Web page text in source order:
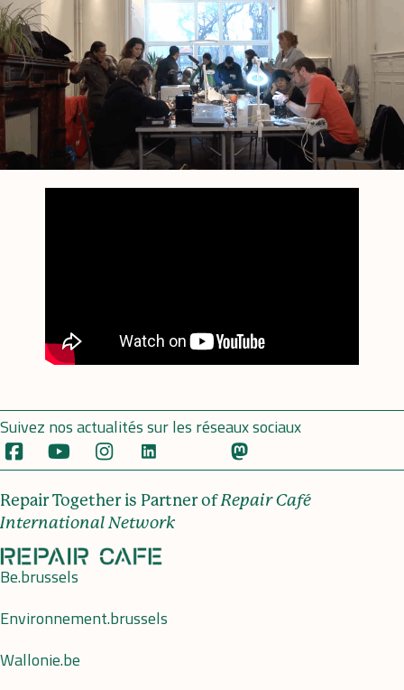
Suivez nos actualités sur les réseaux sociaux
Repair Together is Partner ofRepair Café
International Network
Be.brussels
Environnement.brussels
Wallonie.be